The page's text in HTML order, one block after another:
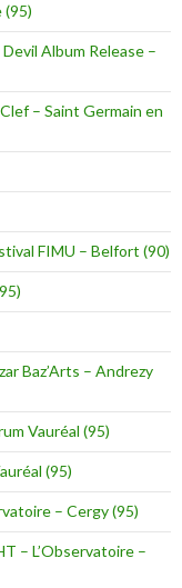
(95)
Album Release –
– Saint Germain en
FIMU – Belfort (90)
Baz’Arts – Andrezy
Vauréal (95)
(95)
– Cergy (95)
– L’Observatoire –